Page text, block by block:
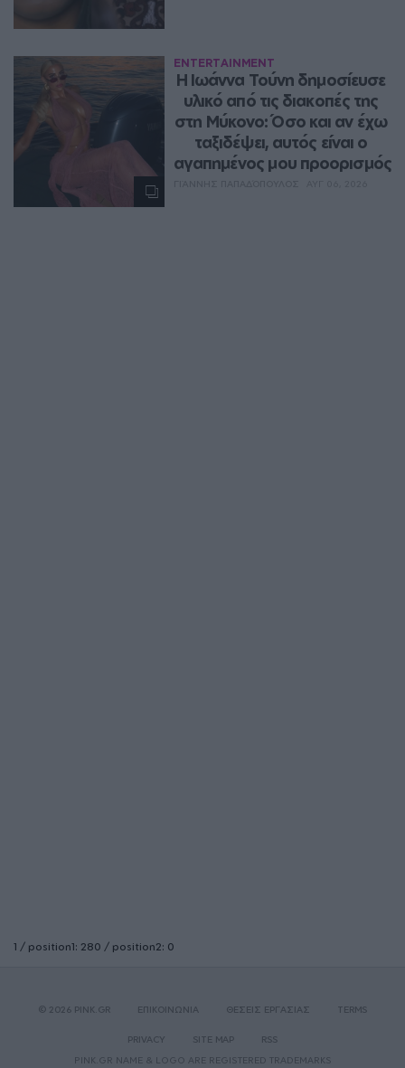
ENTERTAINMENT
Η Ιωάννα Τούνη δημοσίευσε
υλικό από τις διακοπές της
στη Μύκονο: Όσο και αν έχω
ταξιδέψει, αυτός είναι ο
αγαπημένος μου προορισμός
1 / position1: 280 / position2: 0
© 2026 PINK.GR ΕΠΙΚΟΙΝΩΝΙΑ ΘΕΣΕΙΣ ΕΡΓΑΣΙΑΣ TERMS
PRIVACY SITE MAP
RSS
PINK.GR NAME & LOGO ARE REGISTERED TRADEMARKS